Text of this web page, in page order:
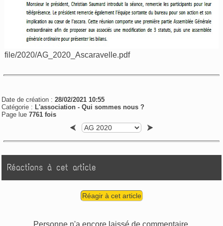
file/2020/AG_2020_Ascaravelle.pdf
Date de création :28/02/2021 10:55
Catégorie :L'association -Qui sommes nous ?
Page lue7761 fois
Réactions à cet article
Réagir à cet article
Personne n'a encore laissé de commentaire.